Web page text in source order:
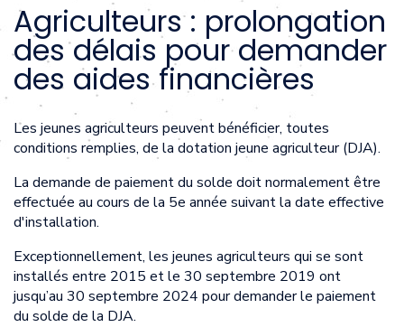
Agriculteurs : prolongation
des délais pour demander
des aides financières
Les jeunes agriculteurs peuvent bénéficier, toutes
conditions remplies, de la dotation jeune agriculteur (DJA).
La demande de paiement du solde doit normalement être
effectuée au cours de la 5e année suivant la date effective
d'installation.
Exceptionnellement, les jeunes agriculteurs qui se sont
installés entre 2015 et le 30 septembre 2019 ont
jusqu’au 30 septembre 2024 pour demander le paiement
du solde de la DJA.